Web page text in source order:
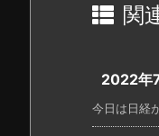
関
2022年
今日は日経